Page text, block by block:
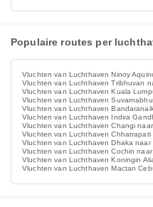
Populaire routes per
Vluchten van Luchthaven Ninoy
Vluchten van Luchthaven Tribhuvan
Vluchten van Luchthaven Kuala
Vluchten van Luchthaven
Vluchten van Luchthaven
Vluchten van Luchthaven Indira
Vluchten van Luchthaven Changi
Vluchten van Luchthaven
Vluchten van Luchthaven Dhaka
Vluchten van Luchthaven Cochin
Vluchten van Luchthaven Koningin
Vluchten van Luchthaven Mactan